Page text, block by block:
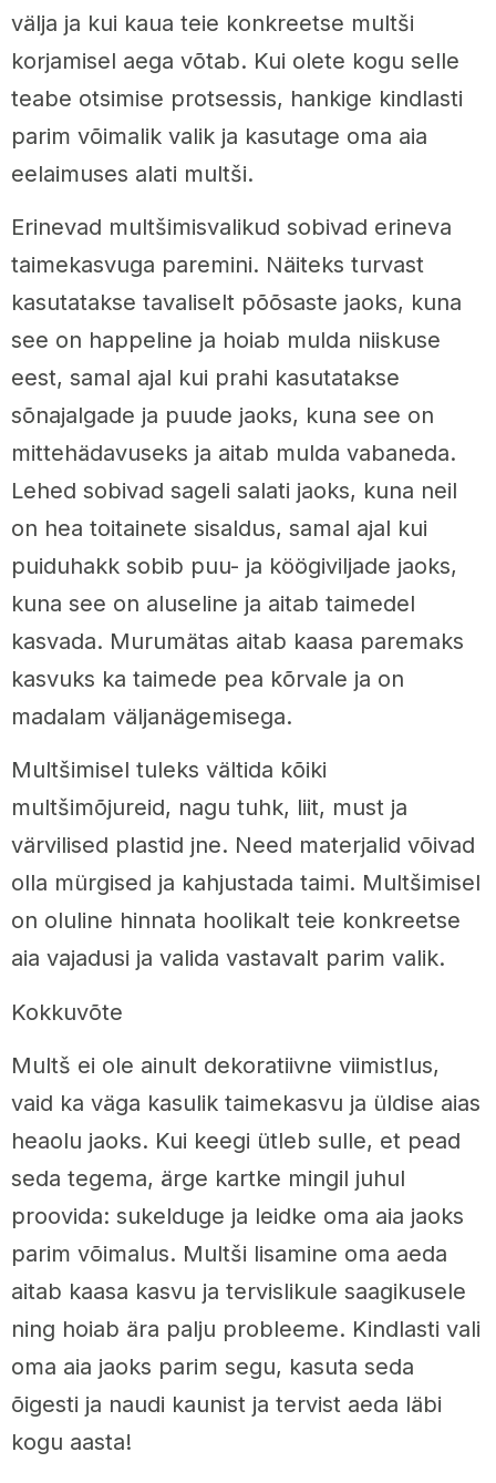
välja ja kui kaua teie konkreetse multši
korjamisel aega võtab. Kui olete kogu selle
teabe otsimise protsessis, hankige kindlasti
parim võimalik valik ja kasutage oma aia
eelaimuses alati multši.
Erinevad multšimisvalikud sobivad erineva
taimekasvuga paremini. Näiteks turvast
kasutatakse tavaliselt põõsaste jaoks, kuna
see on happeline ja hoiab mulda niiskuse
eest, samal ajal kui prahi kasutatakse
sõnajalgade ja puude jaoks, kuna see on
mittehädavuseks ja aitab mulda vabaneda.
Lehed sobivad sageli salati jaoks, kuna neil
on hea toitainete sisaldus, samal ajal kui
puiduhakk sobib puu- ja köögiviljade jaoks,
kuna see on aluseline ja aitab taimedel
kasvada. Murumätas aitab kaasa paremaks
kasvuks ka taimede pea kõrvale ja on
madalam väljanägemisega.
Multšimisel tuleks vältida kõiki
multšimõjureid, nagu tuhk, liit, must ja
värvilised plastid jne. Need materjalid võivad
olla mürgised ja kahjustada taimi. Multšimisel
on oluline hinnata hoolikalt teie konkreetse
aia vajadusi ja valida vastavalt parim valik.
Kokkuvõte
Multš ei ole ainult dekoratiivne viimistlus,
vaid ka väga kasulik taimekasvu ja üldise aias
heaolu jaoks. Kui keegi ütleb sulle, et pead
seda tegema, ärge kartke mingil juhul
proovida: sukelduge ja leidke oma aia jaoks
parim võimalus. Multši lisamine oma aeda
aitab kaasa kasvu ja tervislikule saagikusele
ning hoiab ära palju probleeme. Kindlasti vali
oma aia jaoks parim segu, kasuta seda
õigesti ja naudi kaunist ja tervist aeda läbi
kogu aasta!